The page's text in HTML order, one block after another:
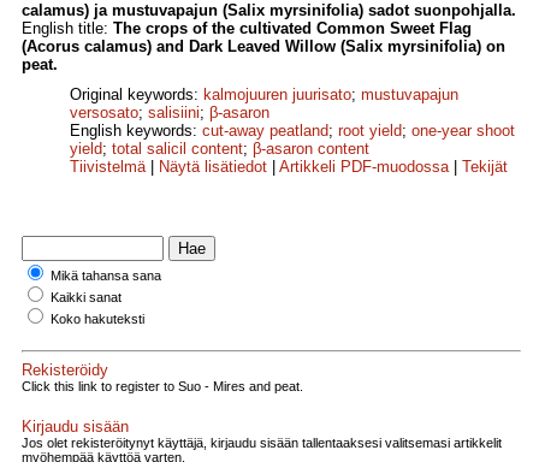
calamus) ja mustuvapajun (Salix myrsinifolia) sadot suonpohjalla.
English title: The crops of the cultivated Common Sweet Flag
(Acorus calamus) and Dark Leaved Willow (Salix myrsinifolia) on
peat.
Original keywords: kalmojuuren juurisato; mustuvapajun
versosato; salisiini; β-asaron
English keywords: cut-away peatland; root yield; one-year shoot
yield; total salicil content; β-asaron content
Tiivistelmä| Näytä lisätiedot Artikkeli PDF-muodossa| Tekijät
Mikä tahansa sana
Kaikki sanat
Koko hakuteksti
Rekisteröidy
Click this link to register to Suo - Mires and peat.
Kirjaudu sisään
Jos olet rekisteröitynyt käyttäjä, kirjaudu sisään tallentaaksesi valitsemasi artikkelit
myöhempää käyttöä varten.